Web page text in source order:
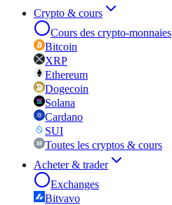
Crypto & cours
Cours des crypto-monnaies
Bitcoin
XRP
Ethereum
Dogecoin
Solana
Cardano
SUI
Toutes les cryptos & cours
Acheter & trader
Exchanges
Bitvavo